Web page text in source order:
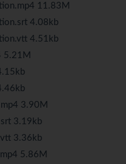
11.83M
4.08kb
4.51kb
5.21M
3.90M
3.19kb
3.36kb
5.86M